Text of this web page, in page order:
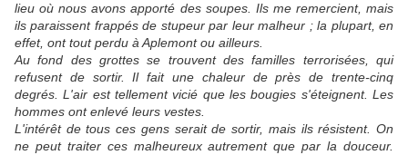
lieu où nous avons apporté des soupes. Ils me remercient, mais
ils paraissent frappés de stupeur par leur malheur ; la plupart, en
effet, ont tout perdu à Aplemont ou ailleurs.
Au fond des grottes se trouvent des familles terrorisées, qui
refusent de sortir. Il fait une chaleur de près de trente-cinq
degrés. L'air est tellement vicié que les bougies s'éteignent. Les
hommes ont enlevé leurs vestes.
L'intérêt de tous ces gens serait de sortir, mais ils résistent. On
ne peut traiter ces malheureux autrement que par la douceur.